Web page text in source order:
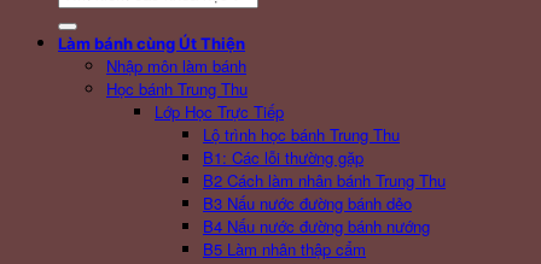
for:
Làm bánh cùng Út Thiện
Nhập môn làm bánh
Học bánh Trung Thu
Lớp Học Trực Tiếp
Lộ trình học bánh Trung Thu
B1: Các lỗi thường gặp
B2 Cách làm nhân bánh Trung Thu
B3 Nấu nước đường bánh dẻo
B4 Nấu nước đường bánh nướng
B5 Làm nhân thập cẩm